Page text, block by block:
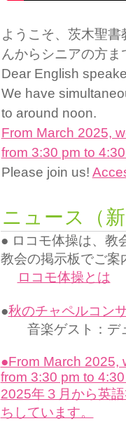
ようこそ、茨木聖
んからシニアの方
Dear English
We have
to around noon.
From March 2025,
from 3:30 pm to
Please join us!
ニュース（
● ロコモ体操は、教
教会の掲示板でご案
ロコモ体操とは
●秋のチャペルコン
音楽ゲスト：デ
●From March 2025,
from 3:30 pm to
2025年３月から英
ちしています。